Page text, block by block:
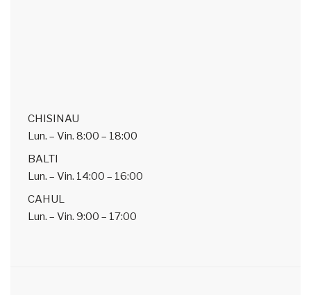
CHISINAU
Lun. – Vin. 8:00 – 18:00
BALTI
Lun. – Vin. 14:00 – 16:00
CAHUL
Lun. – Vin. 9:00 – 17:00